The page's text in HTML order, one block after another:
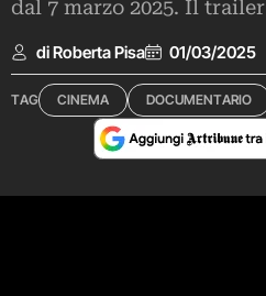
dal 7 marzo 2025. Il trailer
di Roberta Pisa 01/03/2025
TAG CINEMA DOCUMENTARIO